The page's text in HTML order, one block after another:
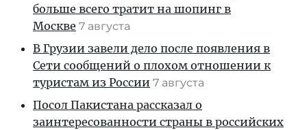
больше всего тратит на шопинг в
Москве 7 августа
В Грузии завели дело после появления в
Сети сообщений о плохом отношении к
туристам из России 7 августа
Посол Пакистана рассказал о
заинтересованности страны в российских